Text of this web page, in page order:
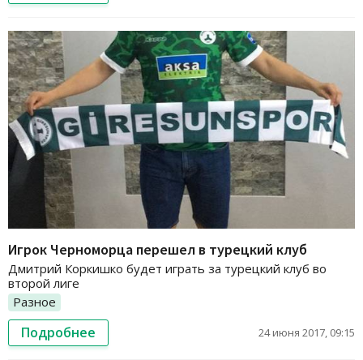
Игрок Черноморца перешел в турецкий клуб
Дмитрий Коркишко будет играть за турецкий клуб во
второй лиге
Разное
Подробнее 24 июня 2017, 09:15